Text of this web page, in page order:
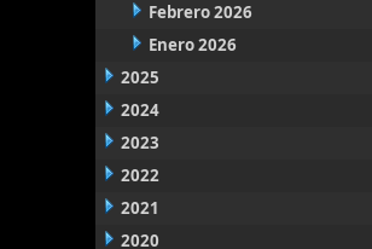
Febrero 2026
Enero 2026
2025
2024
2023
2022
2021
2020